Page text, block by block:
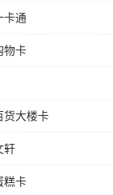
卡通
物卡
货大楼卡
轩
糕卡